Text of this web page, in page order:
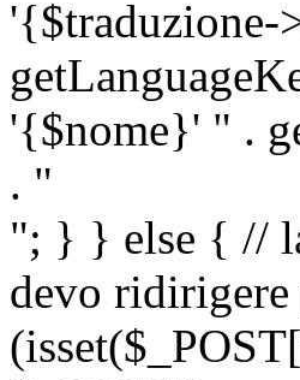
'{$traduzione-
'{$nome}' " .
. "
"; } } else { //
devo